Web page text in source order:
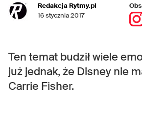
Redakcja Rytmy.pl
16 stycznia 2017
Ten temat budził wiele
już jednak, że Disney nie
Carrie Fisher.